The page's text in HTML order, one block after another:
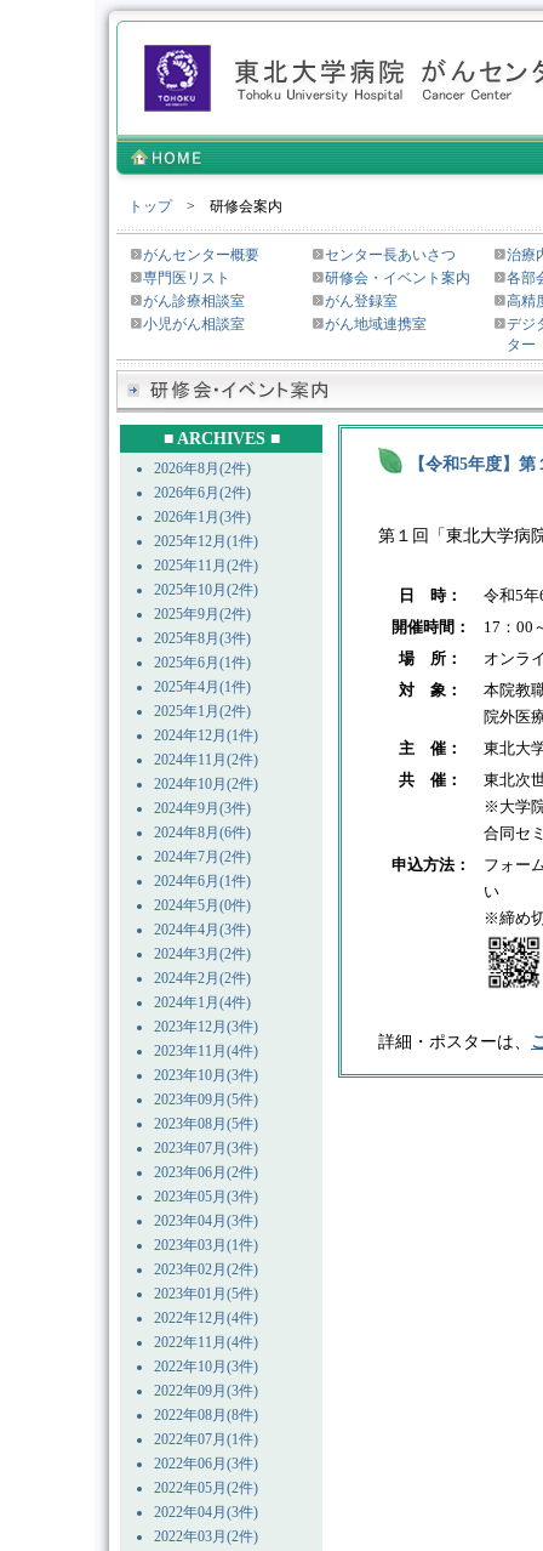
トップ> 研修会案内
がんセンター概要 センター長あいさつ
治療
専門医リスト
研修会・イベント案内
各部
がん診療相談室
がん登録室
高精
小児がん相談室
がん地域連携室
デジ
ター
■ ARCHIVES ■
2026年8月(2件)
2026年6月(2件)
2026年1月(3件)
2025年12月(1件)
2025年11月(2件)
2025年10月(2件)
2025年9月(2件)
2025年8月(3件)
2025年6月(1件)
2025年4月(1件)
2025年1月(2件)
2024年12月(1件)
2024年11月(2件)
2024年10月(2件)
2024年9月(3件)
2024年8月(6件)
2024年7月(2件)
2024年6月(1件)
2024年5月(0件)
2024年4月(3件)
2024年3月(2件)
2024年2月(2件)
2024年1月(4件)
2023年12月(3件)
2023年11月(4件)
2023年10月(3件)
2023年09月(5件)
2023年08月(5件)
2023年07月(3件)
2023年06月(2件)
2023年05月(3件)
2023年04月(3件)
2023年03月(1件)
2023年02月(2件)
2023年01月(5件)
2022年12月(4件)
2022年11月(4件)
2022年10月(3件)
2022年09月(3件)
2022年08月(8件)
2022年07月(1件)
2022年06月(3件)
2022年05月(2件)
2022年04月(3件)
2022年03月(2件)
【令和5年度】
第１回「東北大学病
日 時：
令和5
開催時間：
17：00
場 所：
オンラ
対 象：
本院教
院外医
主 催：
東北大
共 催：
東北次
※大学
合同セ
申込方法：
フォー
い
※締め
詳細・ポスターは、